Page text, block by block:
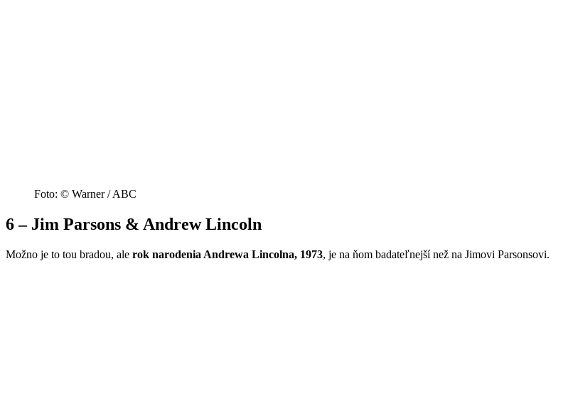
Foto: © Warner / ABC
6 – Jim Parsons & Andrew Lincoln
Možno je to tou bradou, ale rok narodenia Andrewa Lincolna, 1973, je na ňom badateľnejší než na Jimovi Parsonsovi.